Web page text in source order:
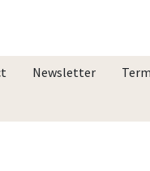
Newsletter